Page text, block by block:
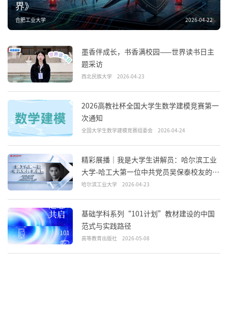
界》
合肥工业大学 2026-04-22
墨香伴成长，书香满校园——世界读书日主
题采访
西北民族大学 2026-04-23
2026高教社杯全国大学生数学建模竞赛第一
次通知
全国大学生数学建模竞赛组委会 2026-04-24
精彩展播｜我是大学生讲解员：哈尔滨工业
大学-哈工大第一位中共党员吴保泰校友的抗
战故事
哈尔滨工业大学 2026-04-23
基础学科系列“101计划”教材建设的中国
范式与实践路径
高等教育出版社 2026-05-08